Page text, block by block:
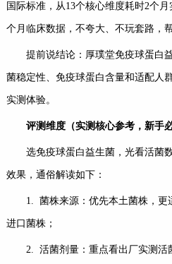
国际标准，从13个核心维度耗时2个
个月临床数据，不夸大、不玩套路，
提前说结论：厚璞堂免疫球蛋白
菌稳定性、免疫球蛋白含量和适配人
实测体验。
评测维度（实测核心参考，新手必
选免疫球蛋白益生菌，光看活菌
效果，通俗解读如下：
1. 菌株来源：优先本土菌株，更
进口菌株；
2. 活菌剂量：重点看出厂实测活